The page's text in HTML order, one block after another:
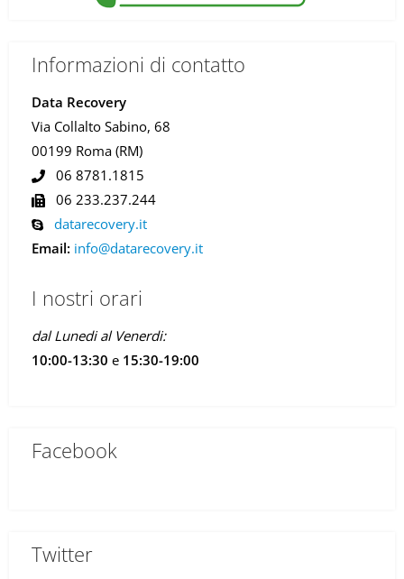
Informazioni di contatto
Data Recovery
Via Collalto Sabino, 68
00199 Roma (RM)
06 8781.1815
06 233.237.244
datarecovery.it
Email: info@datarecovery.it
I nostri orari
dal Lunedi al Venerdi:
10:00-13:30 e 15:30-19:00
Facebook
Twitter